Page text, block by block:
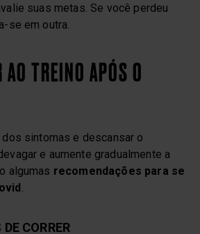
suas metas. Se você perdeu
se em outra.
TREINO APÓS O
sintomas e descansar o
e aumente gradualmente a
algumas recomendações para se
CORRER